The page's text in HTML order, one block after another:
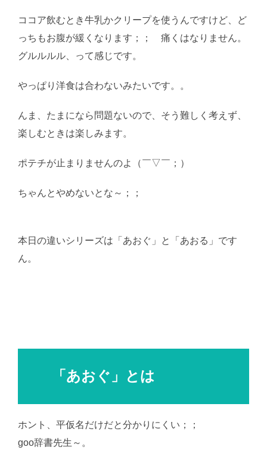
ココア飲むとき牛乳かクリープを使うんですけど、ど
っちもお腹が緩くなります；； 痛くはなりません。
グルルルル、って感じです。
やっぱり洋食は合わないみたいです。。
んま、たまになら問題ないので、そう難しく考えず、
楽しむときは楽しみます。
ポテチが止まりませんのよ（￣▽￣；）
ちゃんとやめないとな～；；
本日の違いシリーズは「あおぐ」と「あおる」です
ん。
「あおぐ」とは
ホント、平仮名だけだと分かりにくい；；
goo辞書先生～。